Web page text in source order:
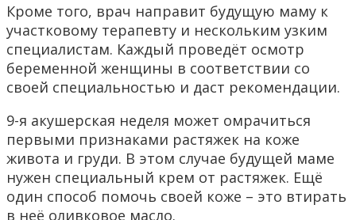
Кроме того, врач направит будущую маму к
участковому терапевту и нескольким узким
специалистам. Каждый проведёт осмотр
беременной женщины в соответствии со
своей специальностью и даст рекомендации.
9-я акушерская неделя может омрачиться
первыми признаками растяжек на коже
живота и груди. В этом случае будущей маме
нужен специальный крем от растяжек. Ещё
один способ помочь своей коже – это втирать
в неё оливковое масло.